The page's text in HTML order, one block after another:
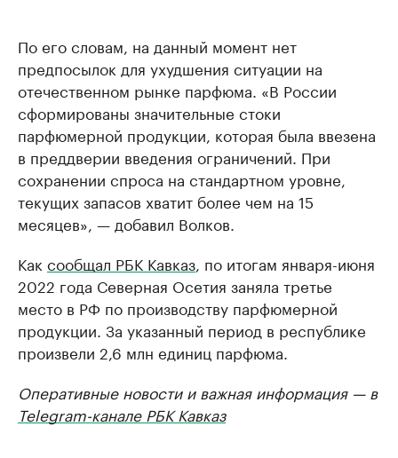
По его словам, на данный момент нет
предпосылок для ухудшения ситуации на
отечественном рынке парфюма. «В России
сформированы значительные стоки
парфюмерной продукции, которая была ввезена
в преддверии введения ограничений. При
сохранении спроса на стандартном уровне,
текущих запасов хватит более чем на 15
месяцев», — добавил Волков.
Как сообщал РБК Кавказ, по итогам января-июня
2022 года Северная Осетия заняла третье
место в РФ по производству парфюмерной
продукции. За указанный период в республике
произвели 2,6 млн единиц парфюма.
Оперативные новости и важная информация — в
Telegram-канале РБК Кавказ